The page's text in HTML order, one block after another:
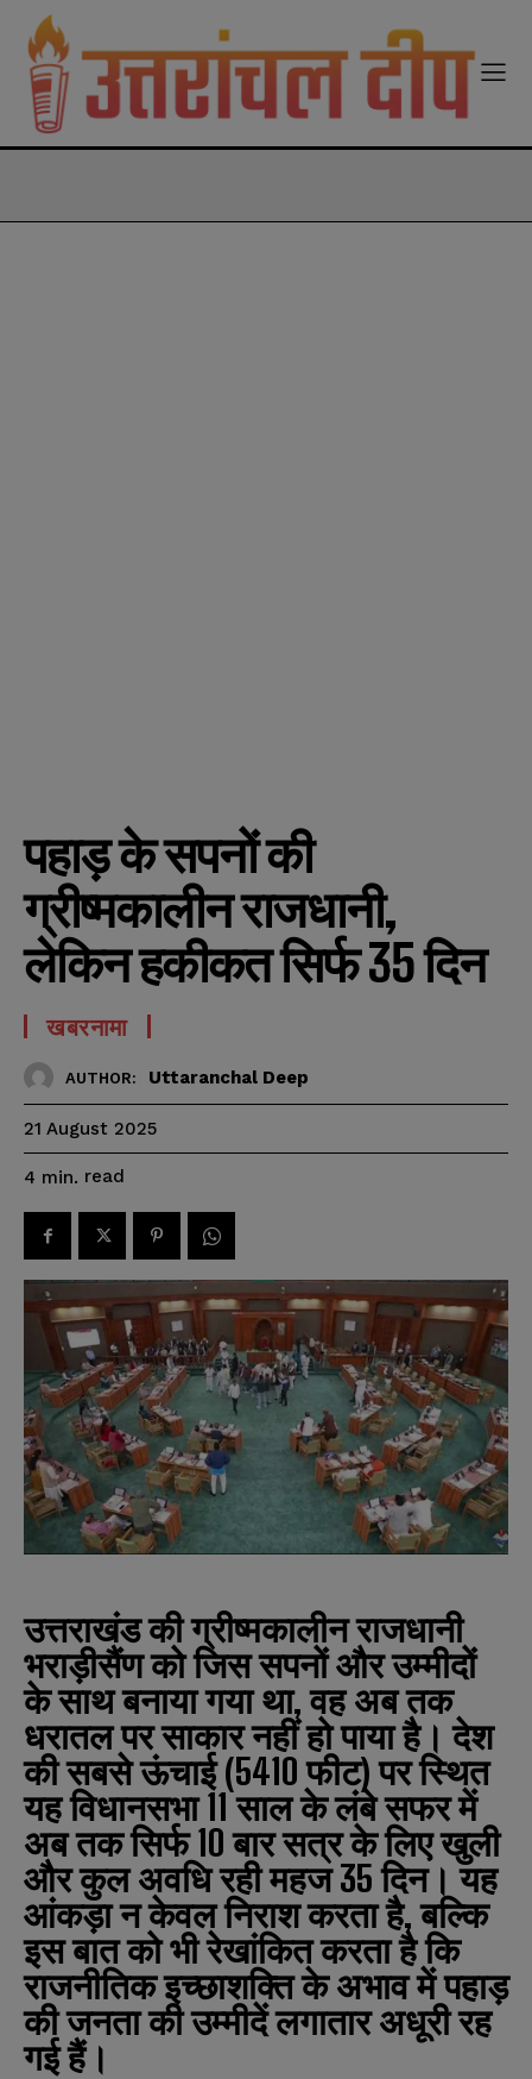
पहाड़ के सपनों की
ग्रीष्मकालीन राजधानी,
लेकिन हकीकत सिर्फ 35 दिन
खबरनामा
AUTHOR: Uttaranchal Deep
21 August 2025
4 min. read
उत्तराखंड की ग्रीष्मकालीन राजधानी
भराड़ीसैंण को जिस सपनों और उम्मीदों
के साथ बनाया गया था, वह अब तक
धरातल पर साकार नहीं हो पाया है। देश
की सबसे ऊंचाई (5410 फीट) पर स्थित
यह विधानसभा 11 साल के लंबे सफर में
अब तक सिर्फ 10 बार सत्र के लिए खुली
और कुल अवधि रही महज 35 दिन। यह
आंकड़ा न केवल निराश करता है, बल्कि
इस बात को भी रेखांकित करता है कि
राजनीतिक इच्छाशक्ति के अभाव में पहाड़
की जनता की उम्मीदें लगातार अधूरी रह
गई हैं।